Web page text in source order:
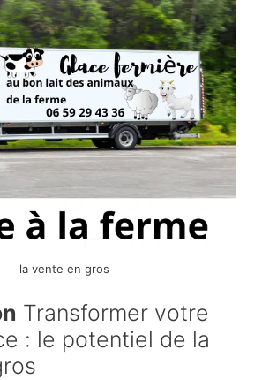
la vente en gros
Transformer votre
: le potentiel de la